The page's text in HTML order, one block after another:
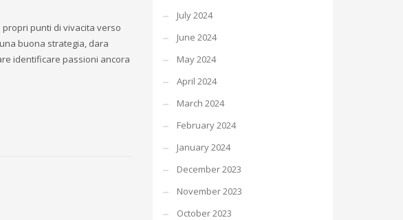
punti di vivacita verso
buona strategia, dara
identificare passioni ancora
July 2024
June 2024
May 2024
April 2024
March 2024
February 2024
January 2024
December 2023
November 2023
October 2023